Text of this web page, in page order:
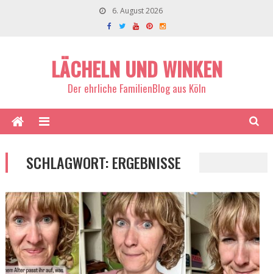
6. August 2026
LÄCHELN UND WINKEN
Der ehrliche FamilienBlog aus Köln
SCHLAGWORT:ERGEBNISSE